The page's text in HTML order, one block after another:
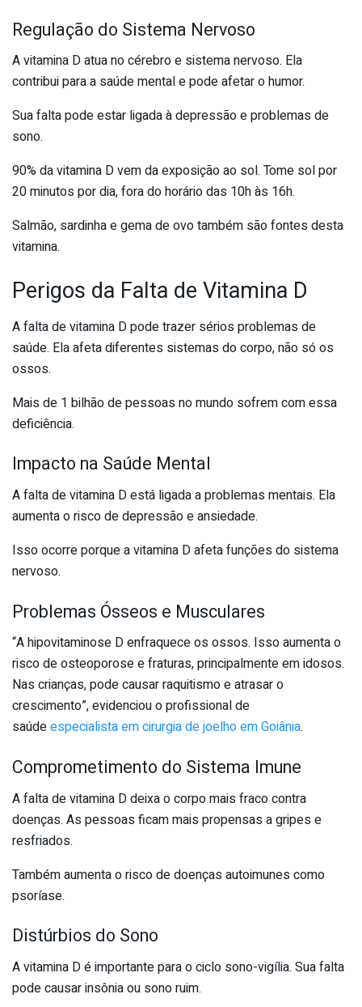
Regulação do Sistema Nervoso
A vitamina D atua no cérebro e sistema nervoso. Ela
contribui para a saúde mental e pode afetar o humor.
Sua falta pode estar ligada à depressão e problemas de
sono.
90% da vitamina D vem da exposição ao sol. Tome sol por
20 minutos por dia, fora do horário das 10h às 16h.
Salmão, sardinha e gema de ovo também são fontes desta
vitamina.
Perigos da Falta de Vitamina D
A falta de vitamina D pode trazer sérios problemas de
saúde. Ela afeta diferentes sistemas do corpo, não só os
ossos.
Mais de 1 bilhão de pessoas no mundo sofrem com essa
deficiência.
Impacto na Saúde Mental
A falta de vitamina D está ligada a problemas mentais. Ela
aumenta o risco de depressão e ansiedade.
Isso ocorre porque a vitamina D afeta funções do sistema
nervoso.
Problemas Ósseos e Musculares
“A hipovitaminose D enfraquece os ossos. Isso aumenta o
risco de osteoporose e fraturas, principalmente em idosos.
Nas crianças, pode causar raquitismo e atrasar o
crescimento”, evidenciou o profissional de
saúdeespecialista em cirurgia de joelho em Goiânia.
Comprometimento do Sistema Imune
A falta de vitamina D deixa o corpo mais fraco contra
doenças. As pessoas ficam mais propensas a gripes e
resfriados.
Também aumenta o risco de doenças autoimunes como
psoríase.
Distúrbios do Sono
A vitamina D é importante para o ciclo sono-vigília. Sua falta
pode causar insônia ou sono ruim.